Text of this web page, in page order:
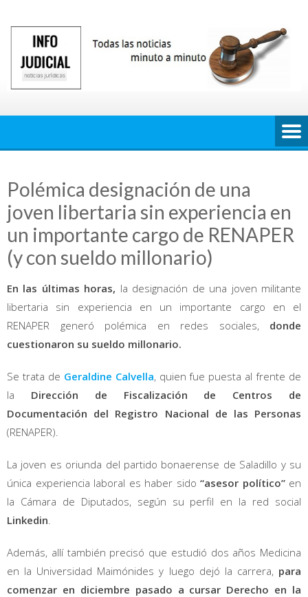
contenido
Polémica designación de una
joven libertaria sin experiencia en
un importante cargo de RENAPER
(y con sueldo millonario)
En las últimas horas, la designación de una joven militante
libertaria sin experiencia en un importante cargo en el
RENAPER generó polémica en redes sociales, donde
cuestionaron su sueldo millonario.
Se trata de Geraldine Calvella, quien fue puesta al frente de
la Dirección de Fiscalización de Centros de
Documentación del Registro Nacional de las Personas
(RENAPER).
La joven es oriunda del partido bonaerense de Saladillo y su
única experiencia laboral es haber sido “asesor político”en
la Cámara de Diputados, según su perfil en la red social
Linkedin
Además, allí también precisó que estudió dos años Medicina
en la Universidad Maimónides y luego dejó la carrera, para
comenzar en diciembre pasado a cursar Derecho en la